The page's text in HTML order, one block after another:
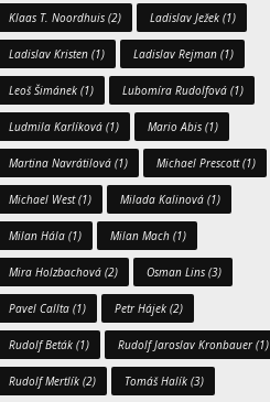
Klaas T. Noordhuis (2) Ladislav Ježek (1)
Ladislav Kristen (1) Ladislav Rejman (1)
Leoš Šimánek (1) Lubomíra Rudolfová (1)
Ludmila Karlíková (1) Mario Abis (1)
Martina Navrátilová (1) Michael Prescott(1)
Michael West(1) Milada Kalinová (1)
Milan Hála (1) Milan Mach (1)
Mira Holzbachová (2) Osman Lins (3)
Pavel Callta (1) Petr Hájek (2)
Rudolf Beták (1) Rudolf Jaroslav Kronbauer(1)
Rudolf Mertlík (2) Tomáš Halík (3)